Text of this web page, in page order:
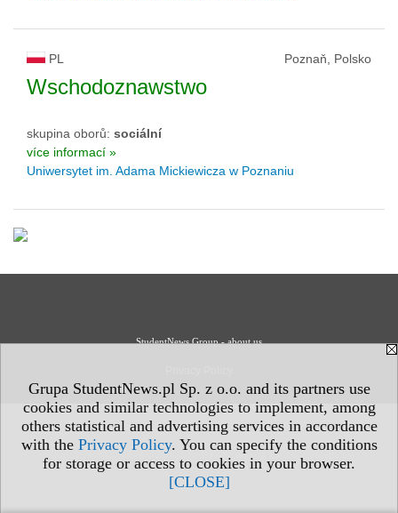
Grupa StudentNews.pl Sp. z o.o. and its partners use
cookies and similar technologies to implement, among
others statistical and advertising services in accordance
with the Privacy Policy. You can specify the conditions
for storage or access to cookies in your browser.
[CLOSE]
PL Poznaň, Polsko
Wschodoznawstwo
skupina oborů: sociální
více informací »
Uniwersytet im. Adama Mickiewicza w Poznaniu
StudentNews Group - about us